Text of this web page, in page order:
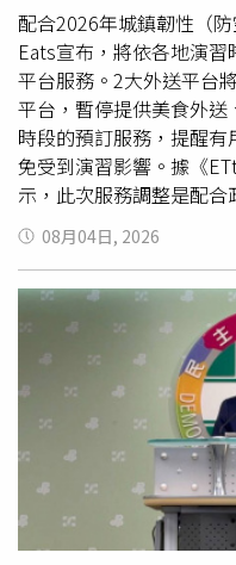
配合2026年城鎮韌性（
Eats宣布，將依各地演
平台服務。2大外送平台
平台，暫停提供美食外
時段的預訂服務，提醒
免受到演習影響。據《
示，此次服務調整是配
期間將暫停受影響區域
Uber Eats恢復營運的時
各平台公告，以掌握實
提醒外送員配合演習期
以維護自身安全及配合演
間延後，也盼消費者能
暫停服務的時間及區域：
市、高雄市、屏東縣8月
縣、台中市、南投縣、彰
月11日（二）13:00至
12日（三）13:00至
14:00至14:45：宜蘭縣
08月04日, 2026